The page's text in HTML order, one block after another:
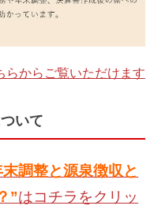
らからご覧いただけます
いて
末調整と源泉徴収と
”はコチラをクリッ